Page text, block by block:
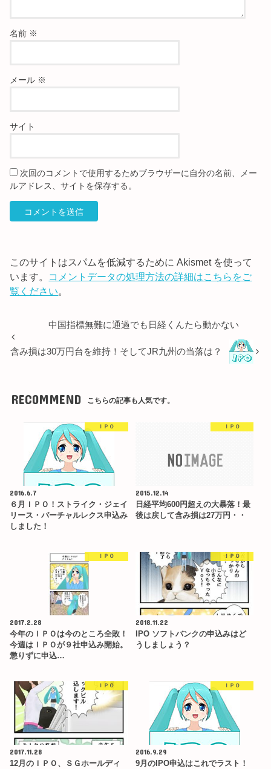
名前 ※
メール ※
サイト
次回のコメントで使用するためブラウザーに自分の名前、メー
ルアドレス、サイトを保存する。
このサイトはスパムを低減するために Akismet を使って
います。 コメントデータの処理方法の詳細はこちらをご
覧ください。
中国指標無難に通過でも日経くんたら動かない
含み損は30万円台を維持！そしてJR九州の当落は？
RECOMMEND こちらの記事も人気です。
ＩＰＯ
2016.6.7
６月ＩＰＯ！ストライク・ジェイ
リース・バーチャルレクス申込み
しました！
ＩＰＯ
2015.12.14
日経平均600円超えの大暴落！最
後は戻して含み損は27万円・・
ＩＰＯ
2017.2.28
今年のＩＰＯは今のところ全敗！
今週はＩＰＯが９社申込み開始。
懲りずに申込…
ＩＰＯ
2018.11.22
IPO ソフトバンクの申込みはど
うしましょう？
ＩＰＯ
2017.11.28
12月のＩＰＯ、ＳＧホールディ
ＩＰＯ
2016.9.29
9月のIPO申込はこれでラスト！